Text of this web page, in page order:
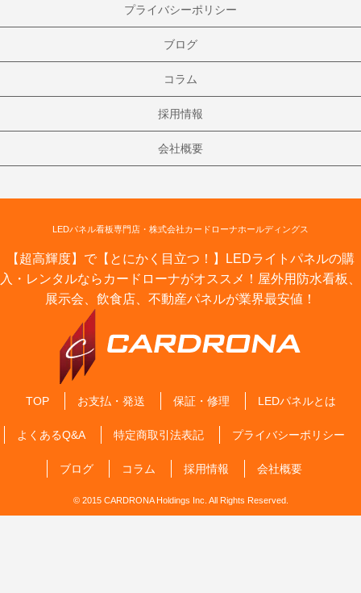
プライバシーポリシー
ブログ
コラム
採用情報
会社概要
LEDパネル看板専門店・株式会社カードローナホールディングス
【超高輝度】で【とにかく目立つ！】LEDライトパネルの購
入・レンタルならカードローナがオススメ！屋外用防水看板、
展示会、飲食店、不動産パネルが業界最安値！
TOP お支払・発送 保証・修理 LEDパネルとは
よくあるQ&A 特定商取引法表記 プライバシーポリシー
ブログ コラム 採用情報 会社概要
© 2015 CARDRONA Holdings Inc. All Rights Reserved.